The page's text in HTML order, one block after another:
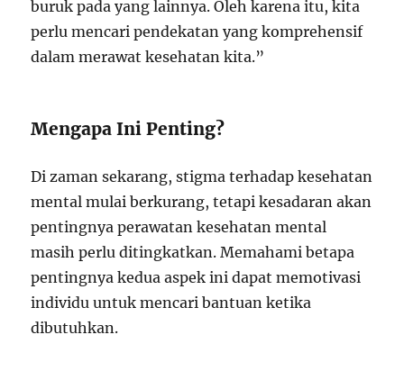
buruk pada yang lainnya. Oleh karena itu, kita
perlu mencari pendekatan yang komprehensif
dalam merawat kesehatan kita.”
Mengapa Ini Penting?
Di zaman sekarang, stigma terhadap kesehatan
mental mulai berkurang, tetapi kesadaran akan
pentingnya perawatan kesehatan mental
masih perlu ditingkatkan. Memahami betapa
pentingnya kedua aspek ini dapat memotivasi
individu untuk mencari bantuan ketika
dibutuhkan.